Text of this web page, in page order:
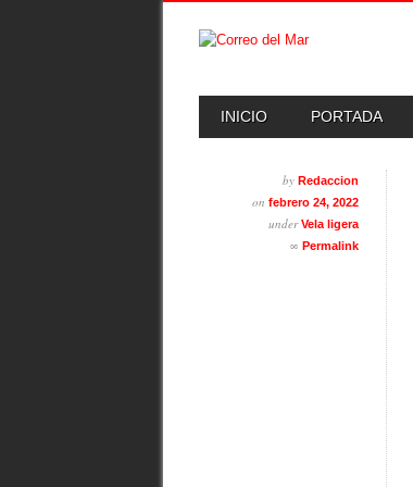
MAIN MENU
INICIO PORTADA
by Redaccion
on febrero 24, 2022
underVela ligera
∞ Permalink